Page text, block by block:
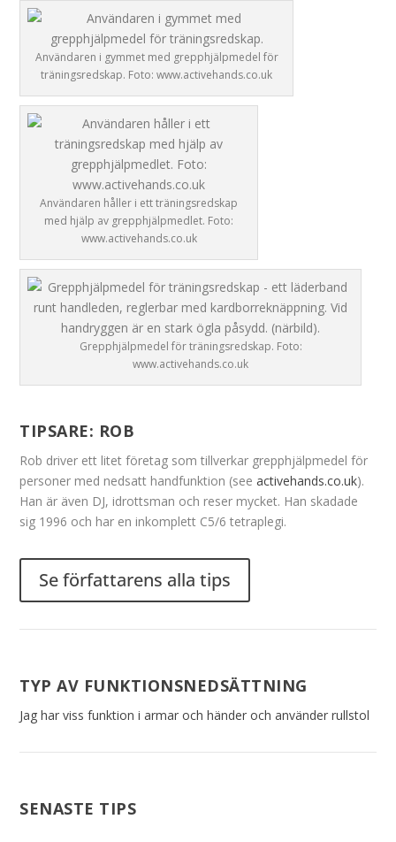
Användaren i gymmet med grepphjälpmedel för
träningsredskap. Foto: www.activehands.co.uk
Användaren håller i ett träningsredskap
med hjälp av grepphjälpmedlet. Foto:
www.activehands.co.uk
Grepphjälpmedel för träningsredskap. Foto:
www.activehands.co.uk
TIPSARE: ROB
Rob driver ett litet företag som tillverkar grepphjälpmedel för
personer med nedsatt handfunktion (seeactivehands.co.uk).
Han är även DJ, idrottsman och reser mycket. Han skadade
sig 1996 och har en inkomplett C5/6 tetraplegi.
Se författarens alla tips
TYP AV FUNKTIONSNEDSÄTTNING
Jag har viss funktion i armar och händer och använder rullstol
SENASTE TIPS